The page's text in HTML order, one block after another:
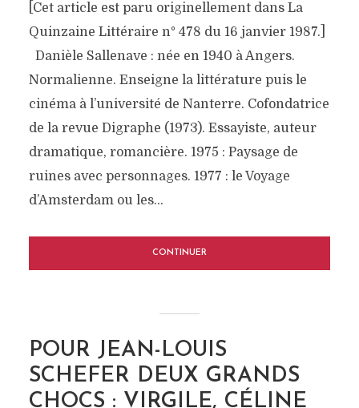
[Cet article est paru originellement dans La
Quinzaine Littéraire n° 478 du 16 janvier 1987.]
Danièle Sallenave : née en 1940 à Angers.
Normalienne. Enseigne la littérature puis le
cinéma à l’université de Nanterre. Cofondatrice
de la revue Digraphe (1973). Essayiste, auteur
dramatique, romancière. 1975 : Paysage de
ruines avec personnages. 1977 : le Voyage
d’Amsterdam ou les...
CONTINUER
POUR JEAN-LOUIS
SCHEFER DEUX GRANDS
CHOCS : VIRGILE, CÉLINE